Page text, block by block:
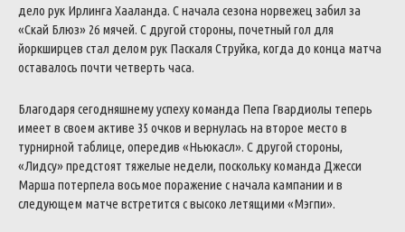
дело рук Ирлинга Хааланда. С начала сезона норвежец забил за
«Скай Блюз» 26 мячей. С другой стороны, почетный гол для
йоркширцев стал делом рук Паскаля Струйка, когда до конца матча
оставалось почти четверть часа.
Благодаря сегодняшнему успеху команда Пепа Гвардиолы теперь
имеет в своем активе 35 очков и вернулась на второе место в
турнирной таблице, опередив «Ньюкасл». С другой стороны,
«Лидсу» предстоят тяжелые недели, поскольку команда Джесси
Марша потерпела восьмое поражение с начала кампании и в
следующем матче встретится с высоко летящими «Мэгпи».